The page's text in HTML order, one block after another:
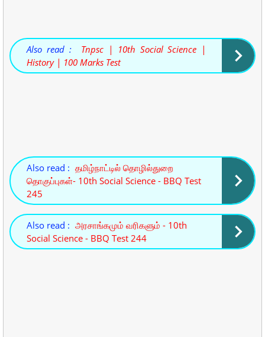
Also read :
Tnpsc | 10th Social Science |
History | 100 Marks Test
Also read : தமிழ்நாட்டில் தொழில்துறை
தொகுப்புகள்- 10th Social Science - BBQ Test
245
Also read : அரசாங்கமும் வரிகளும் - 10th
Social Science - BBQ Test 244